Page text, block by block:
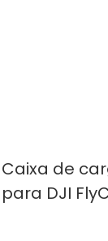
Caixa de
para DJI